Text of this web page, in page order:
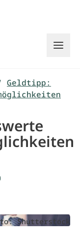
Geldtipp:
Shutterstock